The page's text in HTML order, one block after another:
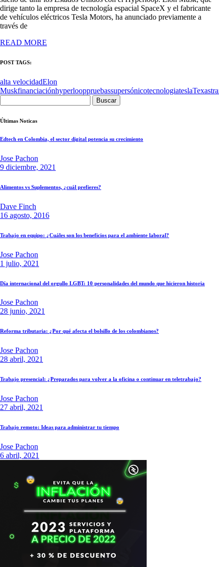
dirige tanto la empresa de tecnología espacial SpaceX y el fabricante
de vehículos eléctricos Tesla Motors, ha anunciado previamente a
través de
READ MORE
POST TAGS:
alta velocidadElon
MuskfinanciaciónhyperlooppruebassupersónicotecnologiateslaTexas
Últimas Noticas
Edtech en Colombia, el sector digital potencia su crecimiento
Jose Pachon
9 diciembre, 2021
Alimentos vs Suplementos, ¿cuál prefieres?
Dave Finch
16 agosto, 2016
Trabajo en equipo: ¿Cuáles son los beneficios para el ambiente laboral?
Jose Pachon
1 julio, 2021
Día internacional del orgullo LGBT: 10 personalidades del mundo que hicieron historia
Jose Pachon
28 junio, 2021
Reforma tributaria: ¿Por qué afecta el bolsillo de los colombianos?
Jose Pachon
28 abril, 2021
Trabajo presencial: ¿Preparados para volver a la oficina o continuar en teletrabajo?
Jose Pachon
27 abril, 2021
Trabajo remoto: Ideas para administrar tu tiempo
Jose Pachon
6 abril, 2021